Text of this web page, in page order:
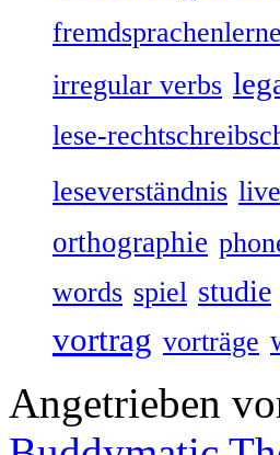
irregular verbs
lese-
leseverständnis
orthographie
words spiel studie
vortrag vorträge
Angetrieben